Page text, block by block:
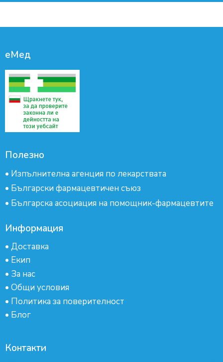
еМед
Полезно
• Изпълнителна агенция по лекарствата
• Български фармацевтичен съюз
• Българска асоциация на помощник-фармацевтите
Информация
• Доставка
• Екип
• За нас
• Общи условия
• Политика за поверителност
• Блог
Контакти